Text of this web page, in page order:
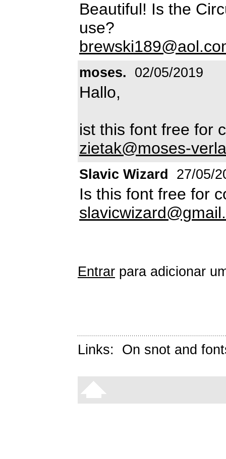
Beautiful! Is the
use?
moses. 02/05/2019
Hallo,
ist this font free for
zietak@moses-
Slavic Wizard 27/05/
Is this font free for
Entrar para adicionar
Links: On snot and